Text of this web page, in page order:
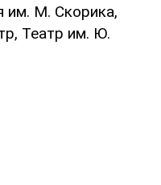
им. М. Скорика,
Театр им. Ю.